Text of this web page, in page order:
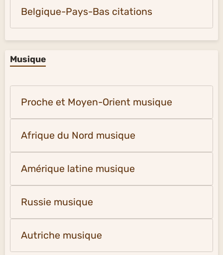
Belgique-Pays-Bas citations
Musique
Proche et Moyen-Orient musique
Afrique du Nord musique
Amérique latine musique
Russie musique
Autriche musique